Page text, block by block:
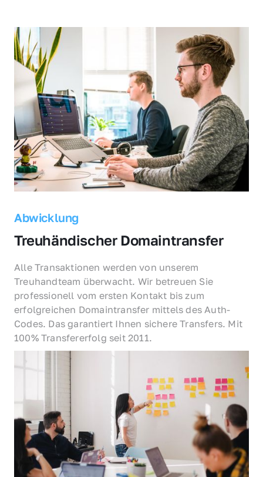
Abwicklung
Treuhändischer Domaintransfer
Alle Transaktionen werden von unserem
Treuhandteam überwacht. Wir betreuen Sie
professionell vom ersten Kontakt bis zum
erfolgreichen Domaintransfer mittels des Auth-
Codes. Das garantiert Ihnen sichere Transfers. Mit
100% Transfererfolg seit 2011.